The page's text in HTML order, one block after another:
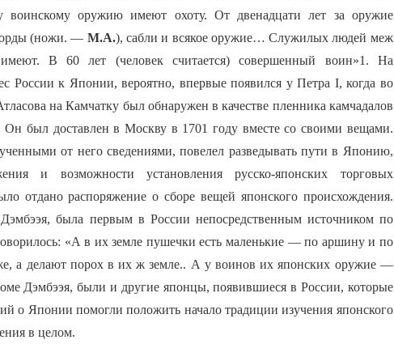
воинскому оружию имеют охоту. От двенадцати лет за оружие
(ножи. — М.А.), сабли и всякое оружие… Служилых людей меж
В 60 лет (человек считается) совершенный воин»1. На
России к Японии, вероятно, впервые появился у Петра I, когда во
на Камчатку был обнаружен в качестве пленника камчадалов
был доставлен в Москву в 1701 году вместе со своими вещами.
от него сведениями, повелел разведывать пути в Японию,
и возможности установления русско-японских торговых
отдано распоряжение о сборе вещей японского происхождения.
Дэмбээя, была первым в России непосредственным источником по
«А в их земле пушечки есть маленькие — по аршину и по
а делают порох в их ж земле.. А у воинов их японских оружие —
Дэмбээя, были и другие японцы, появившиеся в России, которые
о Японии помогли положить начало традиции изучения японского
в целом.